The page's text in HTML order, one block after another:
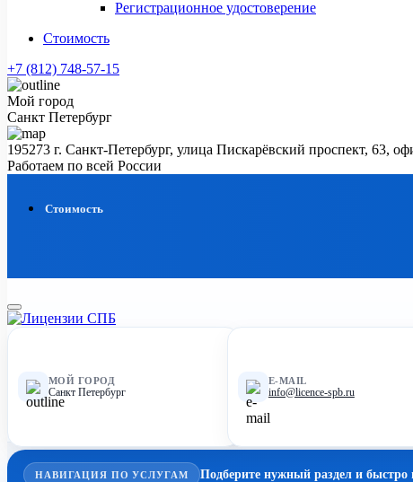
Регистрационное удостоверение
Стоимость
+7 (812) 748-57-15
Мой город
Санкт Петербург
195273 г. Санкт-Петербург, улица Пискарёвский проспект, 63,
Работаем по всей России
Стоимость
МОЙ ГОРОД
Санкт Петербург
E-MAIL
info@licence-spb.ru
НАВИГАЦИЯ ПО УСЛУГАМ Подберите нужный раздел и